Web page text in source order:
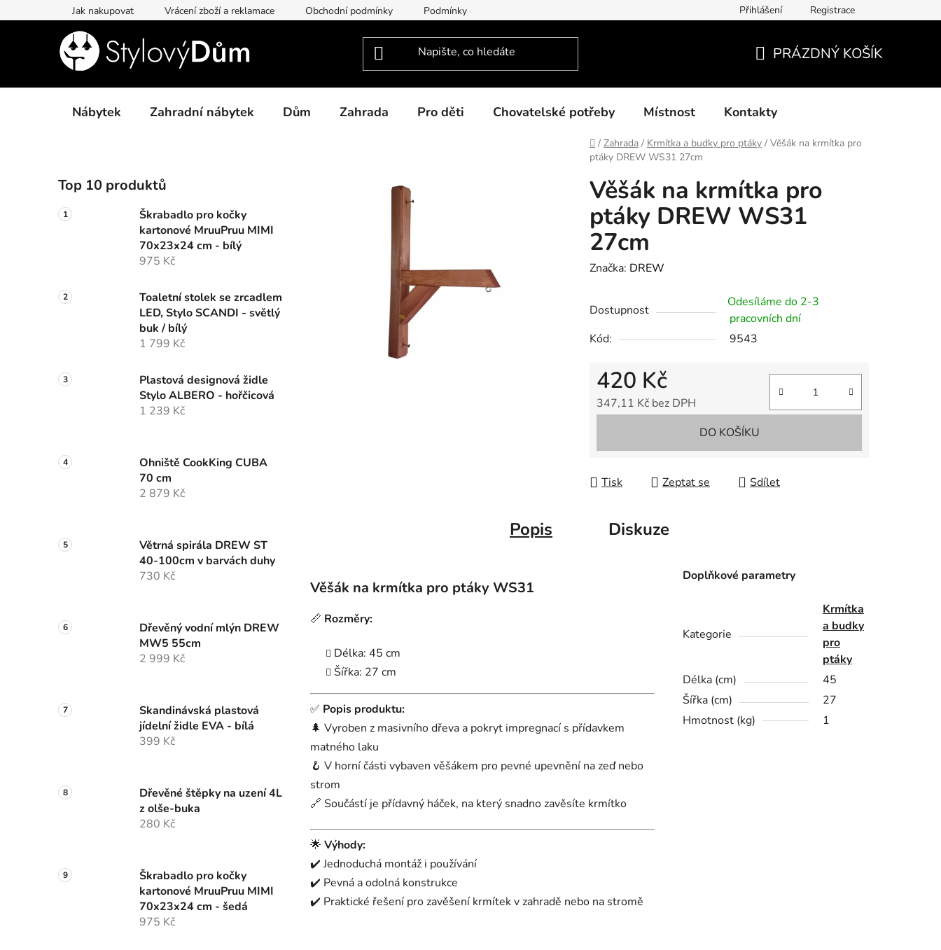
na
Jak nakupovat Vrácení zboží a reklamace Obchodní podmínky Podmínky ochrany osobních údajů Dodací podmínky, způsoby platby, doba zpracování Platby GoPay
Přihlášení Registrace
KOŠÍK
PRÁZDNÝ KOŠÍK
Nábytek Zahradní nábytek Dům Zahrada Pro děti Chovatelské potřeby Místnost Kontakty
Domů
/ Zahrada / Krmítka a budky pro ptáky / Věšák na krmítka pro
ptáky DREW WS31 27cm
o
s
t
n
n
e
Top 10 produktů
Škrabadlo pro kočky
kartonové MruuPruu MIMI
70x23x24 cm - bílý
975 Kč
Toaletní stolek se zrcadlem
LED, Stylo SCANDI - světlý
buk / bílý
1 799 Kč
Plastová designová židle
Stylo ALBERO - hořčicová
1 239 Kč
Ohniště CookKing CUBA
70 cm
2 879 Kč
Větrná spirála DREW ST
40-100cm v barvách duhy
730 Kč
Dřevěný vodní mlýn DREW
MW5 55cm
2 999 Kč
Skandinávská plastová
jídelní židle EVA - bílá
399 Kč
Dřevěné štěpky na uzení 4L
z olše-buka
280 Kč
Škrabadlo pro kočky
kartonové MruuPruu MIMI
70x23x24 cm - šedá
975 Kč
Věšák na krmítka pro
ptáky DREW WS31
27cm
Značka: DREW
Dostupnost
Odesíláme do 2-3
pracovních dní
Kód:
9543
420 Kč
347,11 Kč bez DPH
DO KOŠÍKU
Tisk Zeptat se Sdílet
Popis Diskuze
Věšák na krmítka pro ptáky WS31
📏 Rozměry:
Délka: 45 cm
Šířka: 27 cm
✅ Popis produktu:
🌲 Vyroben z masivního dřeva a pokryt impregnací s přídavkem
matného laku
🪝 V horní části vybaven věšákem pro pevné upevnění na zeď nebo
strom
🔗 Součástí je přídavný háček, na který snadno zavěsíte krmítko
🌟 Výhody:
✔️ Jednoduchá montáž i používání
✔️ Pevná a odolná konstrukce
✔️ Praktické řešení pro zavěšení krmítek v zahradě nebo na stromě
Doplňkové parametry
Kategorie
Krmítka
a budky
pro
ptáky
Délka (cm)
45
Šířka (cm)
27
Hmotnost (kg)
1